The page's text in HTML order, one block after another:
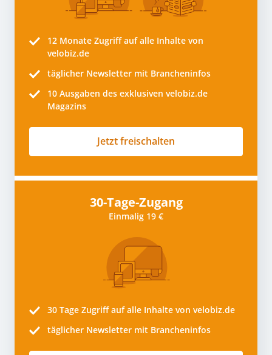
12 Monate Zugriff auf alle Inhalte von
velobiz.de
täglicher Newsletter mit Brancheninfos
10 Ausgaben des exklusiven velobiz.de
Magazins
Jetzt freischalten
30-Tage-Zugang
Einmalig 19 €
30 Tage Zugriff auf alle Inhalte von velobiz.de
täglicher Newsletter mit Brancheninfos